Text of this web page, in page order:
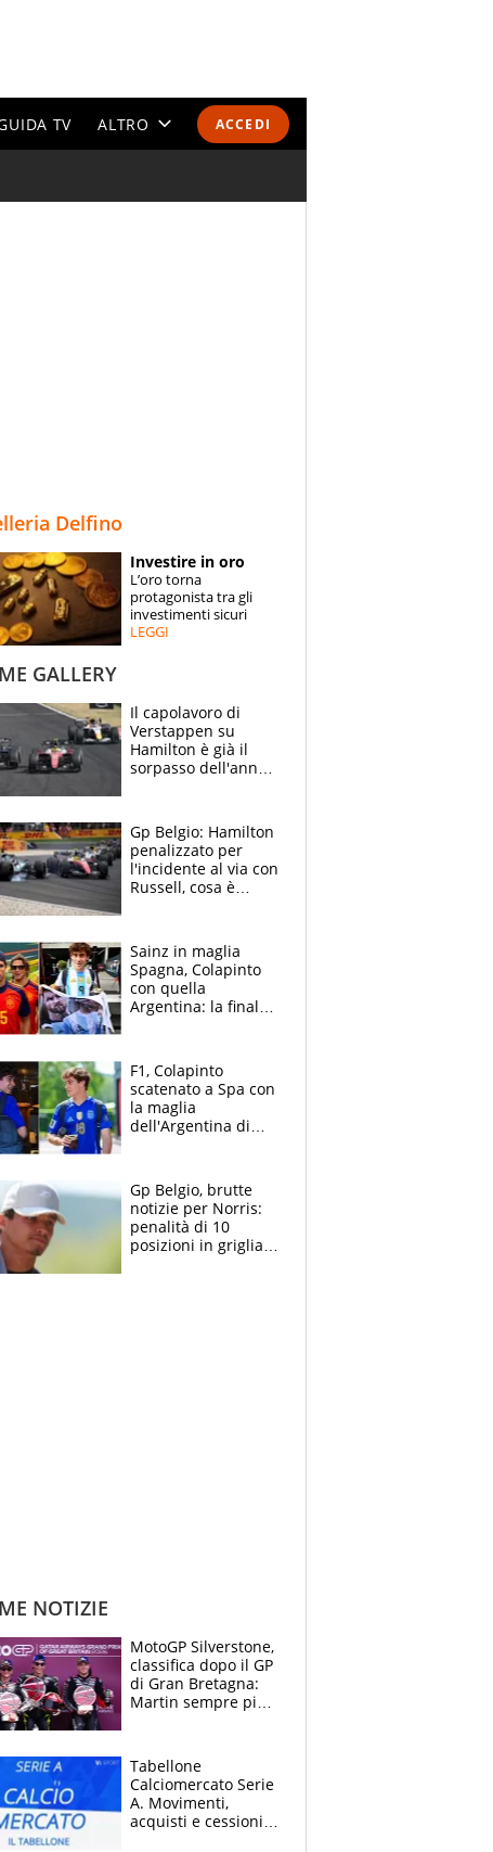
ACCEDI
TV ALTRO
ESPERTI
CONTATTI
Delfino
Investire in oro
L’oro torna
protagonista tra gli
investimenti sicuri
LEGGI
GALLERY
Il capolavoro di
Verstappen su
Hamilton è già il
sorpasso dell'anno:
2021
Gp Belgio: Hamilton
penalizzato per
l'incidente al via con
Russell, cosa è
Sainz in maglia
Spagna, Colapinto
con quella
Argentina: la finale
vede l'ora
F1, Colapinto
scatenato a Spa con
la maglia
dell'Argentina di
le parolacce"
Gp Belgio, brutte
notizie per Norris:
penalità di 10
posizioni in griglia,
NOTIZIE
MotoGP Silverstone,
classifica dopo il GP
di Gran Bretagna:
Martin sempre più
Tabellone
Calciomercato Serie
A. Movimenti,
acquisti e cessioni: